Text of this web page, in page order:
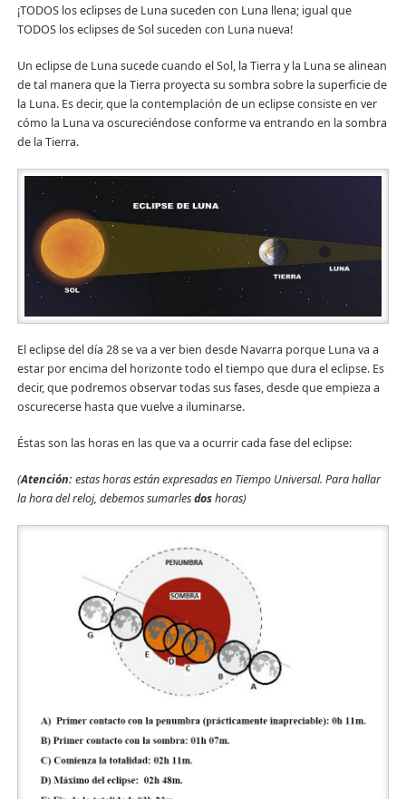
¡TODOS los eclipses de Luna suceden con Luna llena; igual que
TODOS los eclipses de Sol suceden con Luna nueva!
Un eclipse de Luna sucede cuando el Sol, la Tierra y la Luna se alinean
de tal manera que la Tierra proyecta su sombra sobre la superficie de
la Luna. Es decir, que la contemplación de un eclipse consiste en ver
cómo la Luna va oscureciéndose conforme va entrando en la sombra
de la Tierra.
El eclipse del día 28 se va a ver bien desde Navarra porque Luna va a
estar por encima del horizonte todo el tiempo que dura el eclipse. Es
decir, que podremos observar todas sus fases, desde que empieza a
oscurecerse hasta que vuelve a iluminarse.
Éstas son las horas en las que va a ocurrir cada fase del eclipse:
(Atención:estas horas están expresadas en Tiempo Universal. Para hallar
la hora del reloj, debemos sumarlesdoshoras)